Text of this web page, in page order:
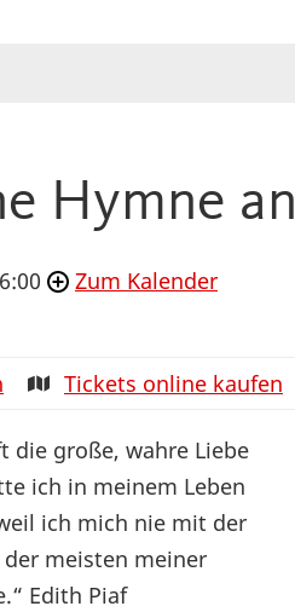
Hymne
Zum Kalender
Tickets online kaufen
die große, wahre Liebe
ich in meinem Leben
ich mich nie mit der
meisten meiner
Edith Piaf